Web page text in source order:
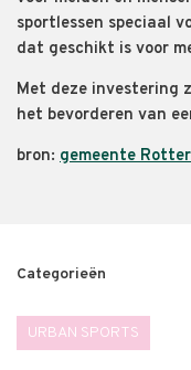
sportlessen speciaal
dat geschikt is voor
Met deze investering
het bevorderen van
bron: gemeente
Categorieën
URBAN SPORTS